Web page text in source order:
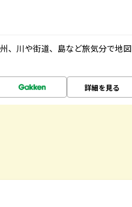
、川や街道、島など旅気分で地図
詳細を見る